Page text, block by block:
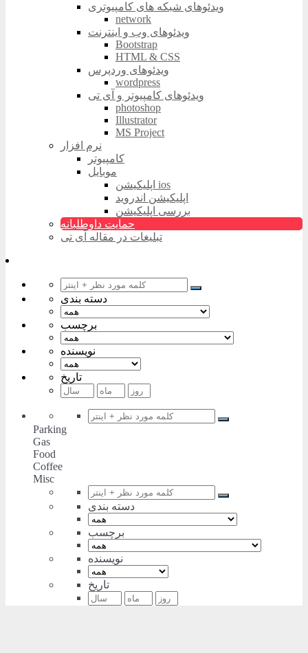
ویدئوهای شبکه های کامپیوتری
network
ویدئوهای وب و اینترنت
Bootstrap
HTML & CSS
ویدئوهای وردپرس
wordpress
ویدئوهای کامپیوتر و آی تی
photoshop
Illustrator
MS Project
نرم افزار
کامپیوتر
موبایل
اپلیکیشن ios
اپلیکیشن اندروید
بررسی اپلیکیشن
حمایت داوطلبانه
تبلیغات در مقاله آی تی
دسته بندی
برچسب
نویسنده
تاریخ
Parking
Gas
Food
Coffee
Misc
دسته بندی
برچسب
نویسنده
تاریخ